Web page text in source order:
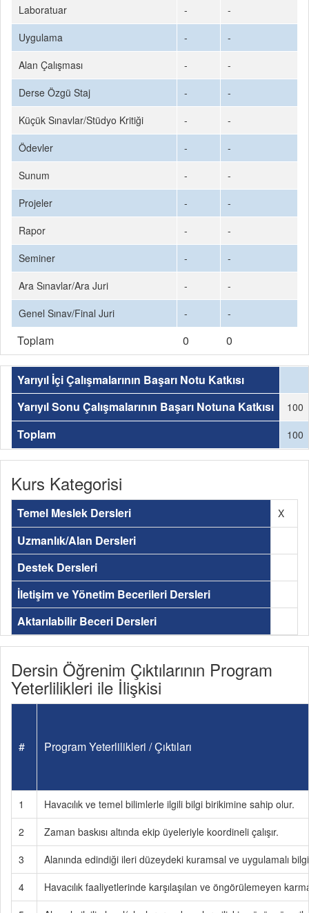
Laboratuar
-
-
Uygulama
-
-
Alan Çalışması
-
-
Derse Özgü Staj
-
-
Küçük Sınavlar/Stüdyo Kritiği
-
-
Ödevler
-
-
Sunum
-
-
Projeler
-
-
Rapor
-
-
Seminer
-
-
Ara Sınavlar/Ara Juri
-
-
Genel Sınav/Final Juri
- -
Toplam 0 0
Yarıyıl İçi Çalışmalarının Başarı Notu Katkısı
Yarıyıl Sonu Çalışmalarının Başarı Notuna Katkısı
100
Toplam 100
Kurs Kategorisi
Temel Meslek Dersleri X
Uzmanlık/Alan Dersleri
Destek Dersleri
İletişim ve Yönetim Becerileri Dersleri
Aktarılabilir Beceri Dersleri
Dersin Öğrenim Çıktılarının Program
Yeterlilikleri ile İlişkisi
# Program Yeterlilikleri / Çıktıları
1
Havacılık ve temel bilimlerle ilgili bilgi birikimine sahip olur.
2
Zaman baskısı altında ekip üyeleriyle koordineli çalışır.
3
Alanında edindiği ileri düzeydeki kuramsal ve uygulamalı
4
Havacılık faaliyetlerinde karşılaşılan ve öngörülemeyen